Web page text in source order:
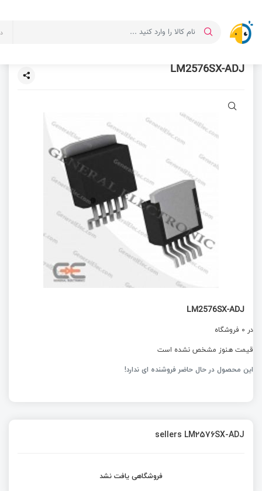
LM2576SX-ADJ
LM2576SX-ADJ
در 0 فروشگاه
قیمت هنوز مشخص نشده است
این محصول در حال حاضر فروشنده ای ندارد!
sellers LM2576SX-ADJ
فروشگاهی یافت نشد